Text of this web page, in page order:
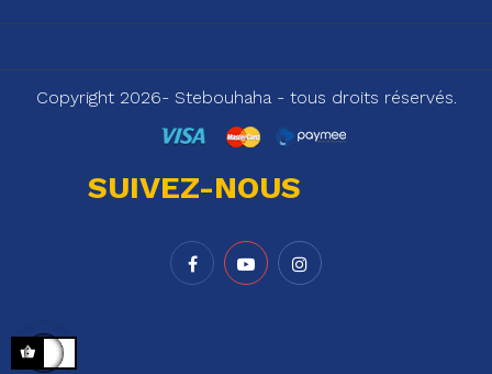
Copyright 2026- Stebouhaha - tous droits réservés.
SUIVEZ-NOUS